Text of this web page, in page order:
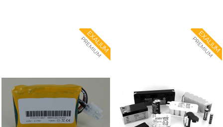
EXALIUM
PREMIUM EXALIUM
PREMIUM